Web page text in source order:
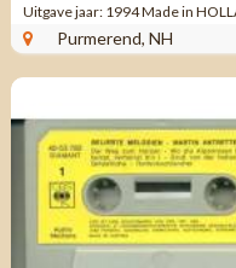
Uitgave jaar: 1994 Made in
...
Purmerend, NH